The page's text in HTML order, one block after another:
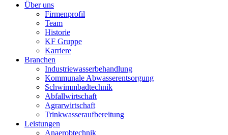
Über uns
Firmenprofil
Team
Historie
KF Gruppe
Karriere
Branchen
Industriewasserbehandlung
Kommunale Abwasserentsorgung
Schwimmbadtechnik
Abfallwirtschaft
Agrarwirtschaft
Trinkwasseraufbereitung
Leistungen
Anaerobtechnik